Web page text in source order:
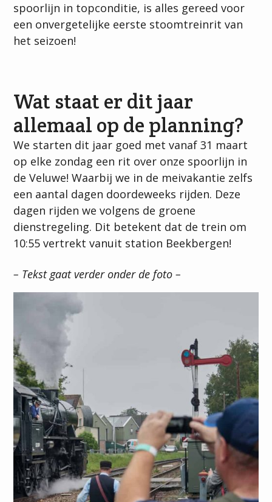
spoorlijn in topconditie, is alles gereed voor
een onvergetelijke eerste stoomtreinrit van
het seizoen!
Wat staat er dit jaar
allemaal op de planning?
We starten dit jaar goed met vanaf 31 maart
op elke zondag een rit over onze spoorlijn in
de Veluwe! Waarbij we in de meivakantie zelfs
een aantal dagen doordeweeks rijden. Deze
dagen rijden we volgens de groene
dienstregeling. Dit betekent dat de trein om
10:55 vertrekt vanuit station Beekbergen!
– Tekst gaat verder onder de foto –